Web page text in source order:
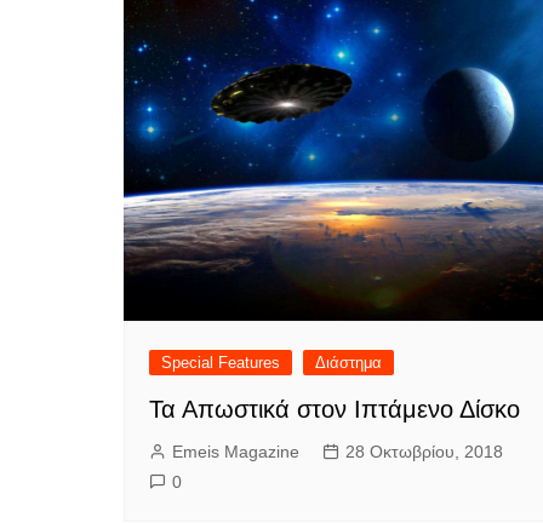
Special Features Διάστημα
Τα Απωστικά στον Ιπτάμενο Δίσκο
Emeis Magazine
28 Οκτωβρίου, 2018
0